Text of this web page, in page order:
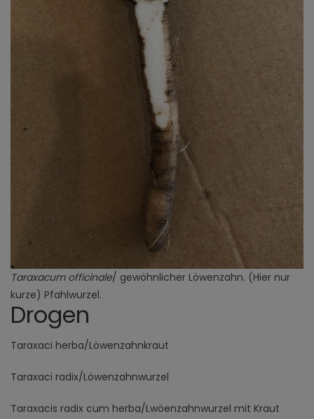
Taraxacum officinale/ gewöhnlicher Löwenzahn. (Hier nur
kurze) Pfahlwurzel.
Drogen
Taraxaci herba/Löwenzahnkraut
Taraxaci radix/Löwenzahnwurzel
Taraxacis radix cum herba/Lwöenzahnwurzel mit Kraut